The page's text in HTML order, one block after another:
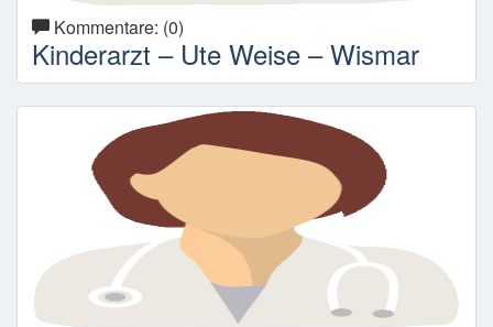
Kommentare: (0)
Kinderarzt – Ute Weise – Wismar